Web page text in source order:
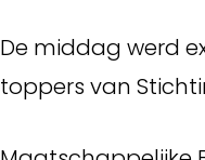
De middag werd
toppers van